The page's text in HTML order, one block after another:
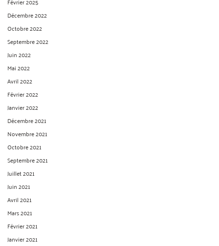
Décembre 2022
Octobre 2022
Septembre 2022
Juin 2022
Mai 2022
Avril 2022
Février 2022
Janvier 2022
Décembre 2021
Novembre 2021
Octobre 2021
Septembre 2021
Juillet 2021
Juin 2021
Avril 2021
Mars 2021
Février 2021
Janvier 2021